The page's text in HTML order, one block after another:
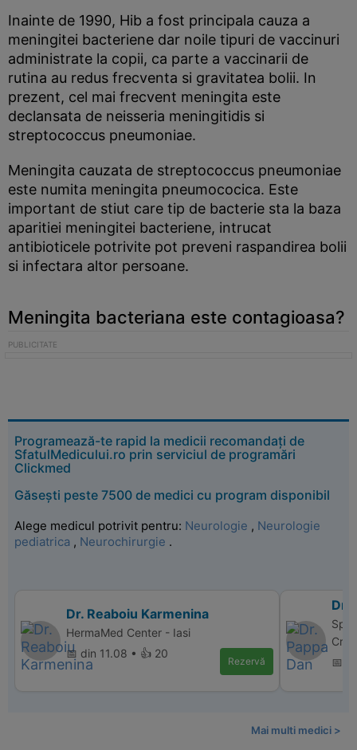
Inainte de 1990, Hib a fost principala cauza a
meningitei bacteriene dar noile tipuri de vaccinuri
administrate la copii, ca parte a vaccinarii de
rutina au redus frecventa si gravitatea bolii. In
prezent, cel mai frecvent meningita este
declansata de neisseria meningitidis si
streptococcus pneumoniae.
Meningita cauzata de streptococcus pneumoniae
este numita meningita pneumococica. Este
important de stiut care tip de bacterie sta la baza
aparitiei meningitei bacteriene, intrucat
antibioticele potrivite pot preveni raspandirea bolii
si infectara altor persoane.
Meningita bacteriana este contagioasa?
Programează-te rapid la medicii recomandați de
SfatulMedicului.ro prin serviciul de programări
Clickmed
Găsești peste 7500 de medici cu program disponibil
Alege medicul potrivit pentru: Neurologie , Neurologie
pediatrica , Neurochirurgie .
Dr. Reaboiu Karmenina
HermaMed Center - Iasi
📅 din 11.08 • 👍 20
Rezervă
Dr.
📅
Mai multi medici >